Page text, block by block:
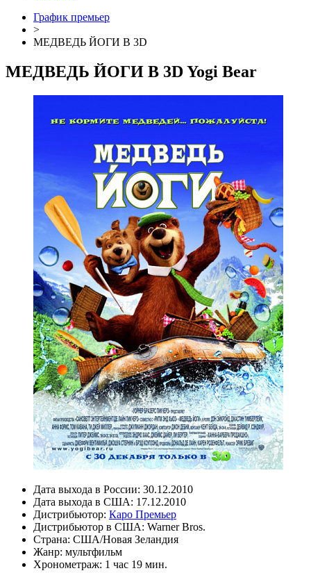
График премьер
>
МЕДВЕДЬ ЙОГИ В 3D
МЕДВЕДЬ ЙОГИ В 3DYogi Bear
Дата выхода в России: 30.12.2010
Дата выхода в США: 17.12.2010
Дистрибьютор: Каро Премьер
Дистрибьютор в США: Warner Bros.
Страна: США/Новая Зеландия
Жанр: мультфильм
Хронометраж: 1 час 19 мин.